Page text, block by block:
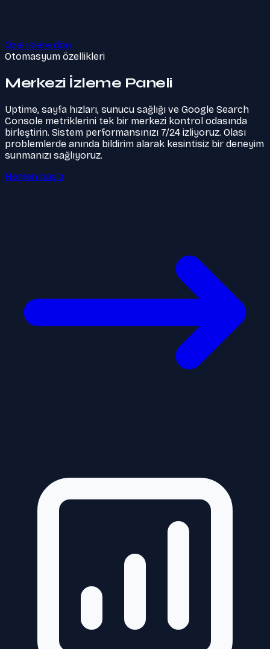
Özelliklere dön
Otomasyum özellikleri
Merkezi İzleme Paneli
Uptime, sayfa hızları, sunucu sağlığı ve Google Search
Console metriklerini tek bir merkezi kontrol odasında
birleştirin. Sistem performansınızı 7/24 izliyoruz. Olası
problemlerde anında bildirim alarak kesintisiz bir deneyim
sunmanızı sağlıyoruz.
Hemen başla